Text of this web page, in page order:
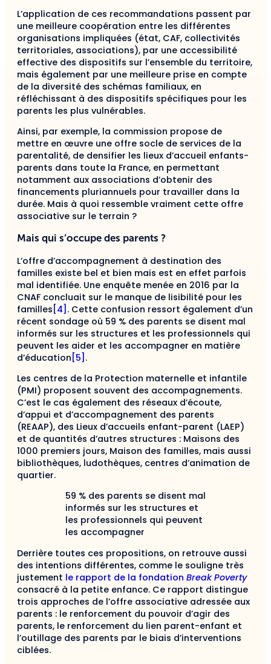
L’application de ces recommandations passent par
une meilleure coopération entre les différentes
organisations impliquées (état, CAF, collectivités
territoriales, associations), par une accessibilité
effective des dispositifs sur l’ensemble du territoire,
mais également par une meilleure prise en compte
de la diversité des schémas familiaux, en
réfléchissant à des dispositifs spécifiques pour les
parents les plus vulnérables.
Ainsi, par exemple, la commission propose de
mettre en œuvre une offre socle de services de la
parentalité, de densifier les lieux d’accueil enfants-
parents dans toute la France, en permettant
notamment aux associations d’obtenir des
financements pluriannuels pour travailler dans la
durée. Mais à quoi ressemble vraiment cette offre
associative sur le terrain ?
Mais qui s’occupe des parents ?
L’offre d’accompagnement à destination des
familles existe bel et bien mais est en effet parfois
mal identifiée. Une enquête menée en 2016 par la
CNAF concluait sur le manque de lisibilité pour les
familles [4] . Cette confusion ressort également d’un
récent sondage où 59 % des parents se disent mal
informés sur les structures et les professionnels qui
peuvent les aider et les accompagner en matière
d’éducation [5] .
Les centres de la Protection maternelle et infantile
(PMI) proposent souvent des accompagnements.
C’est le cas également des réseaux d’écoute,
d’appui et d’accompagnement des parents
(REAAP), des Lieux d’accueils enfant-parent (LAEP)
et de quantités d’autres structures : Maisons des
1000 premiers jours, Maison des familles, mais aussi
bibliothèques, ludothèques, centres d’animation de
quartier.
59 % des parents se disent mal
informés sur les structures et
les professionnels qui peuvent
les accompagner
Derrière toutes ces propositions, on retrouve aussi
des intentions différentes, comme le souligne très
justement le rapport de la fondation Break Poverty
consacré à la petite enfance. Ce rapport distingue
trois approches de l’offre associative adressée aux
parents : le renforcement du pouvoir d’agir des
parents, le renforcement du lien parent-enfant et
l’outillage des parents par le biais d’interventions
ciblées.